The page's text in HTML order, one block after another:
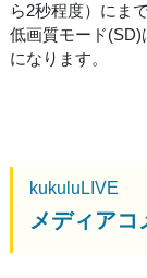
ら2秒程度）にま
低画質モード
になります。
kukuluLIVE
メディアコ